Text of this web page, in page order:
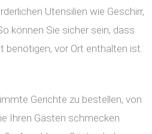
Utensilien wie Geschirr,
können Sie sicher sein, dass
benötigen, vor Ort enthalten ist.
Gerichte zu bestellen, von
Ihren Gästen schmecken